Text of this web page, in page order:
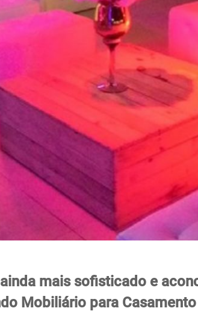
mais sofisticado e
Mobiliário para